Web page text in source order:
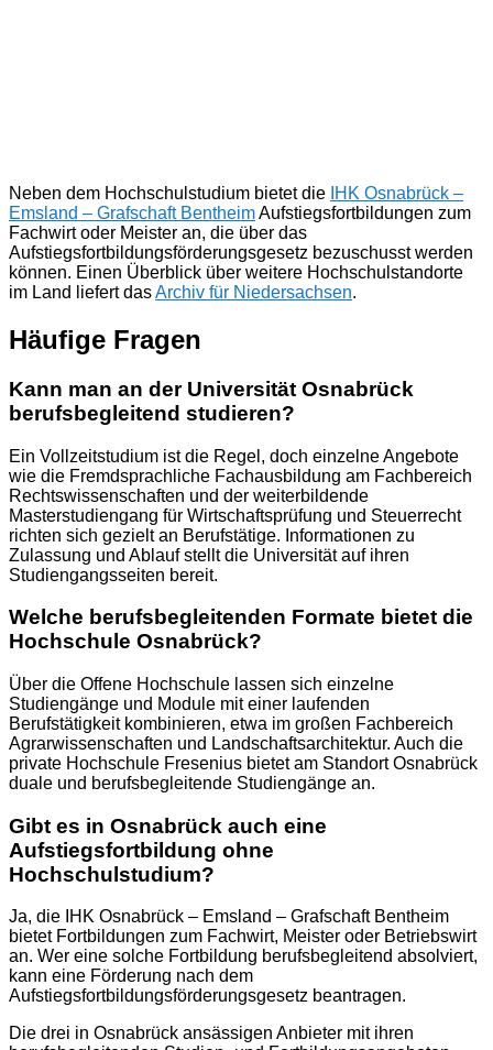
Neben dem Hochschulstudium bietet die IHK Osnabrück –
Emsland – Grafschaft BentheimAufstiegsfortbildungen zum
Fachwirt oder Meister an, die über das
Aufstiegsfortbildungsförderungsgesetz bezuschusst werden
können. Einen Überblick über weitere Hochschulstandorte
im Land liefert dasArchiv für Niedersachsen.
Häufige Fragen
Kann man an der Universität Osnabrück
berufsbegleitend studieren?
Ein Vollzeitstudium ist die Regel, doch einzelne Angebote
wie die Fremdsprachliche Fachausbildung am Fachbereich
Rechtswissenschaften und der weiterbildende
Masterstudiengang für Wirtschaftsprüfung und Steuerrecht
richten sich gezielt an Berufstätige. Informationen zu
Zulassung und Ablauf stellt die Universität auf ihren
Studiengangsseiten bereit.
Welche berufsbegleitenden Formate bietet die
Hochschule Osnabrück?
Über die Offene Hochschule lassen sich einzelne
Studiengänge und Module mit einer laufenden
Berufstätigkeit kombinieren, etwa im großen Fachbereich
Agrarwissenschaften und Landschaftsarchitektur. Auch die
private Hochschule Fresenius bietet am Standort Osnabrück
duale und berufsbegleitende Studiengänge an.
Gibt es in Osnabrück auch eine
Aufstiegsfortbildung ohne
Hochschulstudium?
Ja, die IHK Osnabrück – Emsland – Grafschaft Bentheim
bietet Fortbildungen zum Fachwirt, Meister oder Betriebswirt
an. Wer eine solche Fortbildung berufsbegleitend absolviert,
kann eine Förderung nach dem
Aufstiegsfortbildungsförderungsgesetz beantragen.
Die drei in Osnabrück ansässigen Anbieter mit ihren